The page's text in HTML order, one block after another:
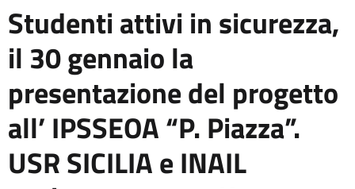
Studenti attivi in sicurezza,
il 30 gennaio la
presentazione del progetto
all’ IPSSEOA “P. Piazza”.
USR SICILIA e INAIL